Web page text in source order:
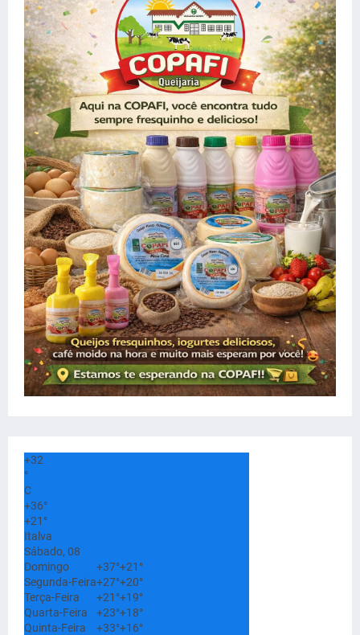
+32
°
C
+36°
+21°
Italva
Sábado, 08
Domingo
+37°+21°
Segunda-Feira+27°+20°
Terça-Feira
+21°+19°
Quarta-Feira
+23°+18°
Quinta-Feira
+33°+16°